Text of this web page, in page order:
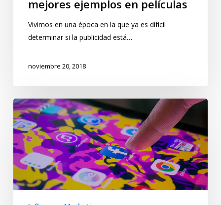
mejores ejemplos en películas
Vivimos en una época en la que ya es difícil
determinar si la publicidad está…
noviembre 20, 2018